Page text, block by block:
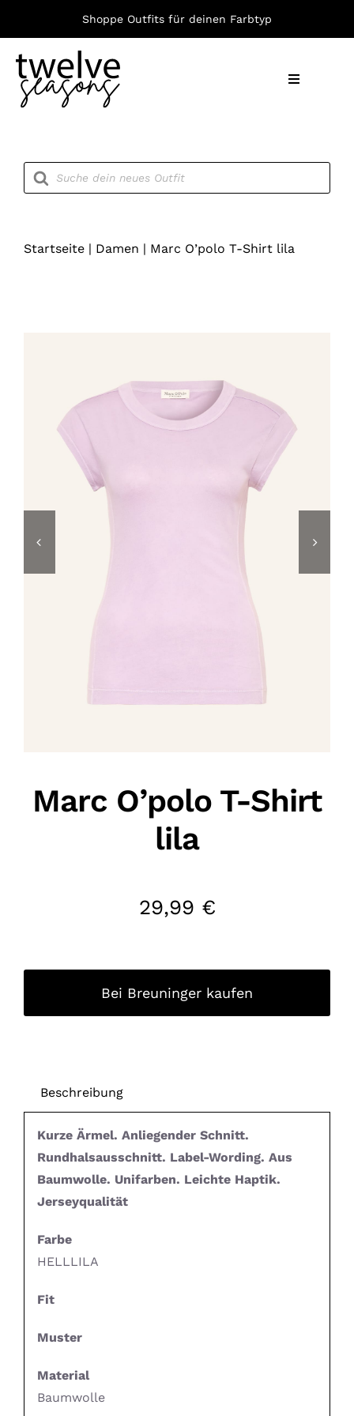
springen
Shoppe Outfits für deinen Farbtyp
Toggle
Products
search
Startseite| Damen | Marc O’polo T-Shirt lila
Marc O’polo T-Shirt
lila
29,99 €
Bei Breuninger kaufen
Beschreibung
Kurze Ärmel. Anliegender Schnitt.
Rundhalsausschnitt. Label-Wording. Aus
Baumwolle. Unifarben. Leichte Haptik.
Jerseyqualität
Farbe
HELLLILA
Fit
Muster
Material
Baumwolle